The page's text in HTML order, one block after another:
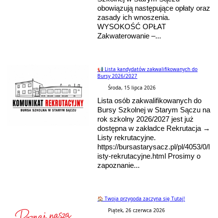
obowiązują następujące opłaty oraz
zasady ich wnoszenia.
WYSOKOŚĆ OPŁAT
Zakwaterowanie –...
📢 Lista kandydatów zakwalifikowanych do
Bursy 2026/2027
Środa, 15 lipca 2026
Lista osób zakwalifikowanych do
Bursy Szkolnej w Starym Sączu na
rok szkolny 2026/2027 jest już
dostępna w zakładce Rekrutacja →
Listy rekrutacyjne.
https://bursastarysacz.pl/pl/4053/0/l
isty-rekrutacyjne.html Prosimy o
zapoznanie...
🏠 Twoja przygoda zaczyna się Tutaj!
Piątek, 26 czerwca 2026